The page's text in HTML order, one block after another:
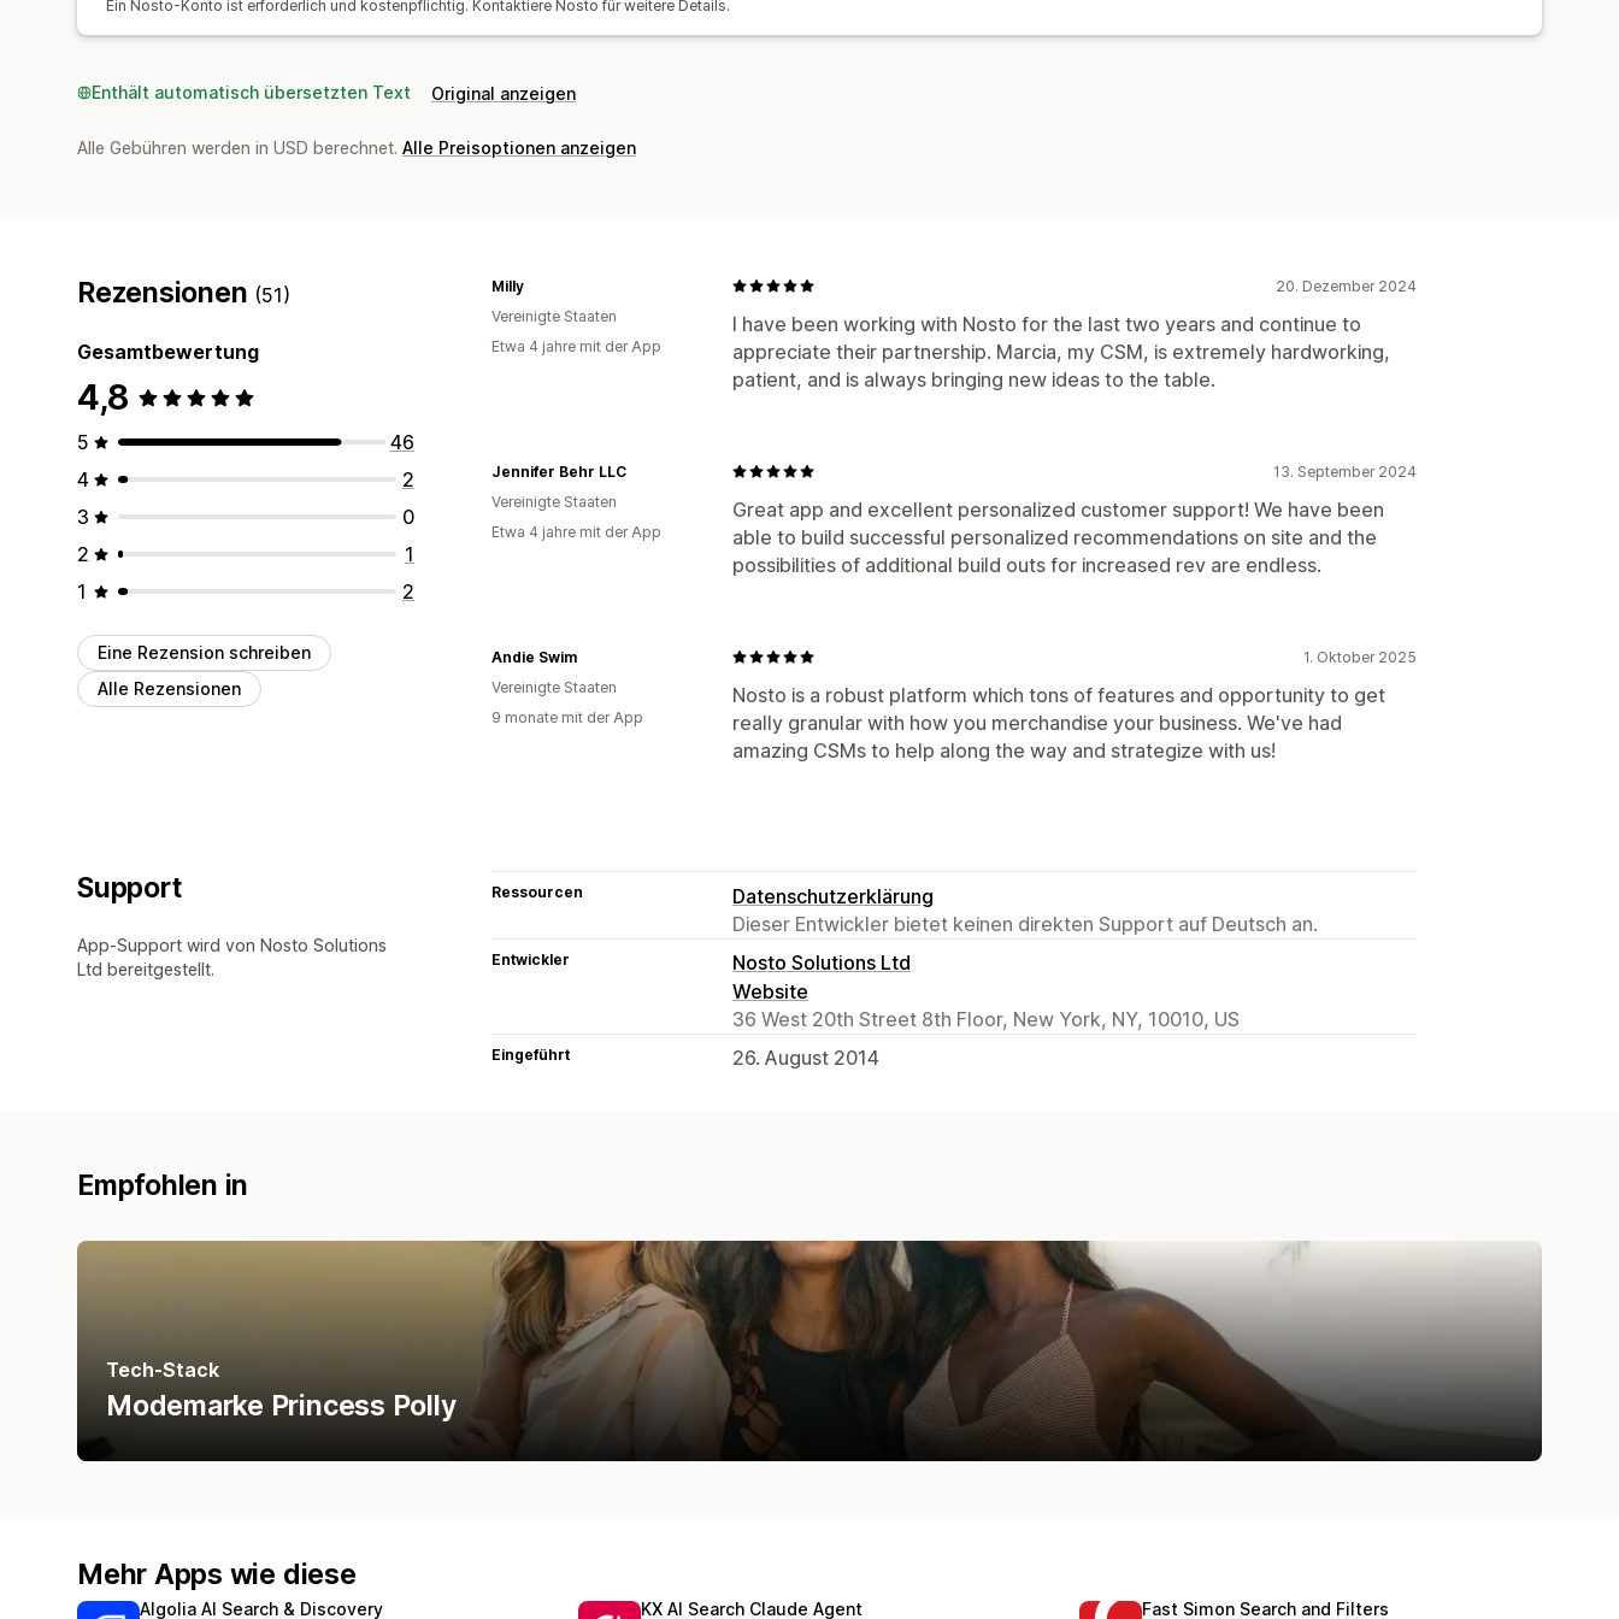
Ein Nosto-Konto ist erforderlich und kostenpflichtig. Kontaktiere Nosto für weitere Details.
Enthält automatisch übersetzten Text Original anzeigen
Alle Gebühren werden in USD berechnet. Alle Preisoptionen anzeigen
Rezensionen (51)
Gesamtbewertung
4,8
5
46
4
2
3
0
2
1
1
2
Eine Rezension schreiben
Alle Rezensionen
20. Dezember 2024
I have been working with Nosto for the last two years and continue to
appreciate their partnership. Marcia, my CSM, is extremely hardworking,
patient, and is always bringing new ideas to the table.
Milly
Vereinigte Staaten
Etwa 4 jahre mit der App
13. September 2024
Great app and excellent personalized customer support! We have been
able to build successful personalized recommendations on site and the
possibilities of additional build outs for increased rev are endless.
Jennifer Behr LLC
Vereinigte Staaten
Etwa 4 jahre mit der App
1. Oktober 2025
Nosto is a robust platform which tons of features and opportunity to get
really granular with how you merchandise your business. We've had
amazing CSMs to help along the way and strategize with us!
Andie Swim
Vereinigte Staaten
9 monate mit der App
Support
App-Support wird von Nosto Solutions
Ltd bereitgestellt.
Ressourcen
Datenschutzerklärung
Dieser Entwickler bietet keinen direkten Support auf Deutsch an.
Entwickler
Nosto Solutions Ltd
Website
36 West 20th Street 8th Floor, New York, NY, 10010, US
Eingeführt 26. August 2014
Empfohlen in
Tech-Stack
Modemarke Princess Polly
Mehr Apps wie diese
Algolia AI Search & Discovery KX AI Search Claude Agent Fast Simon Search and Filters